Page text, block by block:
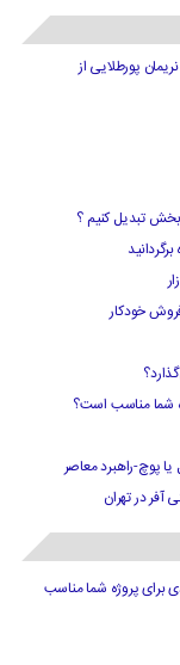
پورطلایی از
تبدیل کنیم ؟
خودکار
شما مناسب است؟
پوچ-راهبرد معاصر
آفر در تهران
برای پروژه شما مناسب